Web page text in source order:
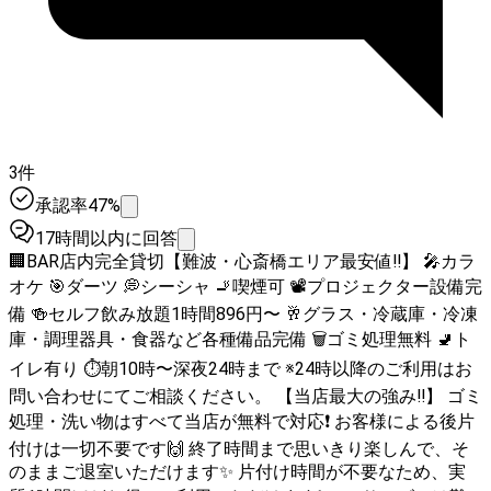
3件
承認率47%
17時間以内に回答
🏢BAR店内完全貸切【難波・心斎橋エリア最安値‼️】 🎤カラ
オケ 🎯ダーツ 💭シーシャ 🚬喫煙可 📽️プロジェクター設備完
備 🍻セルフ飲み放題1時間896円〜 🥂グラス・冷蔵庫・冷凍
庫・調理器具・食器など各種備品完備 🗑ゴミ処理無料 🚽ト
イレ有り ⏱朝10時〜深夜24時まで ※24時以降のご利用はお
問い合わせにてご相談ください。 【当店最大の強み‼️】 ゴミ
処理・洗い物はすべて当店が無料で対応❗️ お客様による後片
付けは一切不要です🙌 終了時間まで思いきり楽しんで、そ
のままご退室いただけます✨ 片付け時間が不要なため、実